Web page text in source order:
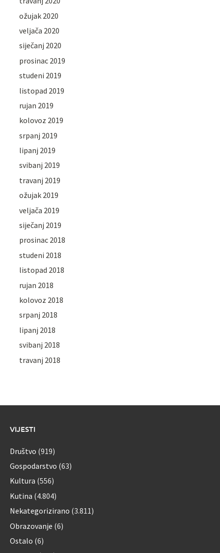
ožujak 2020
veljača 2020
siječanj 2020
prosinac 2019
studeni 2019
listopad 2019
rujan 2019
kolovoz 2019
srpanj 2019
lipanj 2019
svibanj 2019
travanj 2019
ožujak 2019
veljača 2019
siječanj 2019
prosinac 2018
studeni 2018
listopad 2018
rujan 2018
kolovoz 2018
srpanj 2018
lipanj 2018
svibanj 2018
travanj 2018
VIJESTI
Društvo (919)
Gospodarstvo (63)
Kultura (556)
Kutina (4.804)
Nekategorizirano (3.811)
Obrazovanje (6)
Ostalo (6)